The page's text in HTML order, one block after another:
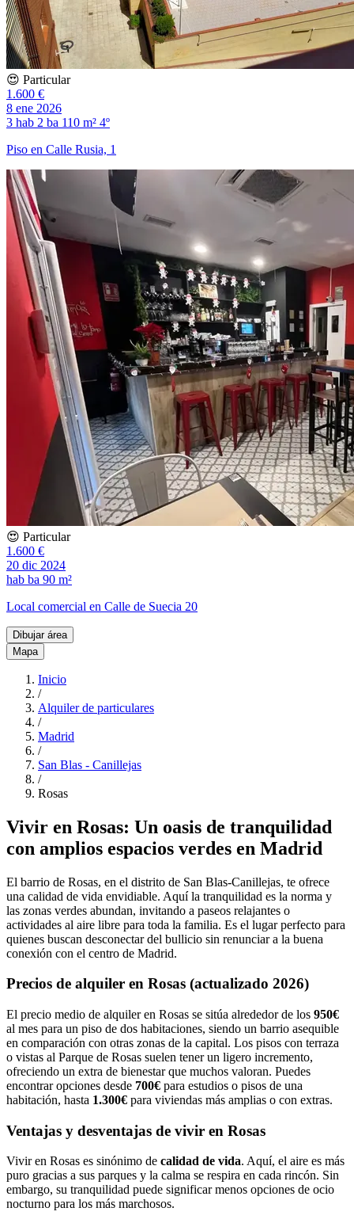
😍 Particular
1.600 €
8 ene 2026
3 hab 2 ba 110 m² 4º
Piso en Calle Rusia, 1
😍 Particular
1.600 €
20 dic 2024
hab ba 90 m²
Local comercial en Calle de Suecia 20
Dibujar área
Mapa
Inicio
/
Alquiler de particulares
/
Madrid
/
San Blas - Canillejas
/
Rosas
Vivir en Rosas: Un oasis de tranquilidad
con amplios espacios verdes en Madrid
El barrio de Rosas, en el distrito de San Blas-Canillejas, te ofrece
una calidad de vida envidiable. Aquí la tranquilidad es la norma y
las zonas verdes abundan, invitando a paseos relajantes o
actividades al aire libre para toda la familia. Es el lugar perfecto para
quienes buscan desconectar del bullicio sin renunciar a la buena
conexión con el centro de Madrid.
Precios de alquiler en Rosas (actualizado 2026)
El precio medio de alquiler en Rosas se sitúa alrededor de los 950€
al mes para un piso de dos habitaciones, siendo un barrio asequible
en comparación con otras zonas de la capital. Los pisos con terraza
o vistas al Parque de Rosas suelen tener un ligero incremento,
ofreciendo un extra de bienestar que muchos valoran. Puedes
encontrar opciones desde 700€ para estudios o pisos de una
habitación, hasta 1.300€ para viviendas más amplias o con extras.
Ventajas y desventajas de vivir en Rosas
Vivir en Rosas es sinónimo de calidad de vida. Aquí, el aire es más
puro gracias a sus parques y la calma se respira en cada rincón. Sin
embargo, su tranquilidad puede significar menos opciones de ocio
nocturno para los más marchosos.